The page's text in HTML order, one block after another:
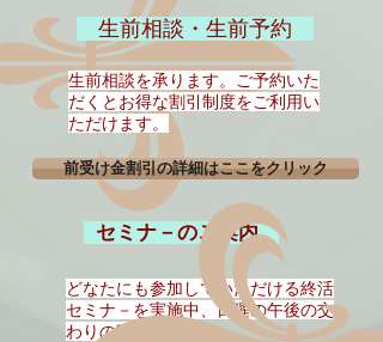
​ 生前相談・生前予約
生前相談を承ります。ご予約いた
だくとお得な割引制度​をご利用い
ただけます。
前受け金割引の詳細はここをクリック
セミナ－のご案内
どなたにも参加していただける終活
セミナ－を実施中、日曜の午後の交
わりの時間や